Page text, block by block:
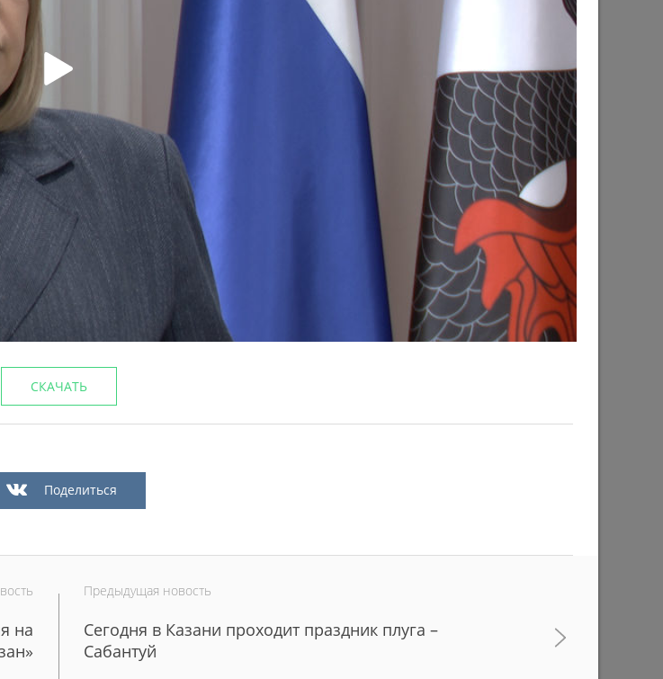
Этим летом в парке им.Горького пройдут фестивали этнической
культуры
29/06/2026
Более 100 молодых поваров с начала учебного года придут работать в
школы и детские сады Казани
СКАЧАТЬ
Поделиться
на
Предыдущая новость
Сегодня в Казани проходит праздник плуга –
Сабантуй